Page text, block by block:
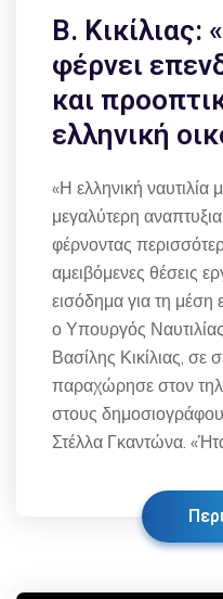
Β. Κικίλιας:
φέρνει
και
ελληνική
«Η ελληνική ναυτιλία
μεγαλύτερη
φέρνοντας
αμειβόμενες θέσεις
εισόδημα για τη μέση
ο Υπουργός
Βασίλης Κικίλιας, σε
παραχώρησε στον
στους
Στέλλα Γκαντώνα.